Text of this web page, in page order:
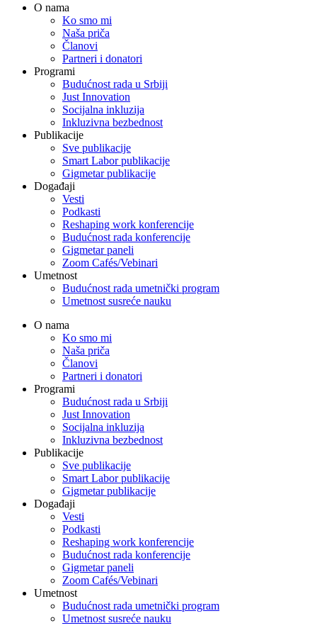
O nama
Ko smo mi
Naša priča
Članovi
Partneri i donatori
Programi
Budućnost rada u Srbiji
Just Innovation
Socijalna inkluzija
Inkluzivna bezbednost
Publikacije
Sve publikacije
Smart Labor publikacije
Gigmetar publikacije
Događaji
Vesti
Podkasti
Reshaping work konferencije
Budućnost rada konferencije
Gigmetar paneli
Zoom Cafés/Vebinari
Umetnost
Budućnost rada umetnički program
Umetnost susreće nauku
O nama
Ko smo mi
Naša priča
Članovi
Partneri i donatori
Programi
Budućnost rada u Srbiji
Just Innovation
Socijalna inkluzija
Inkluzivna bezbednost
Publikacije
Sve publikacije
Smart Labor publikacije
Gigmetar publikacije
Događaji
Vesti
Podkasti
Reshaping work konferencije
Budućnost rada konferencije
Gigmetar paneli
Zoom Cafés/Vebinari
Umetnost
Budućnost rada umetnički program
Umetnost susreće nauku